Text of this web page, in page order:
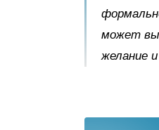
может
желание